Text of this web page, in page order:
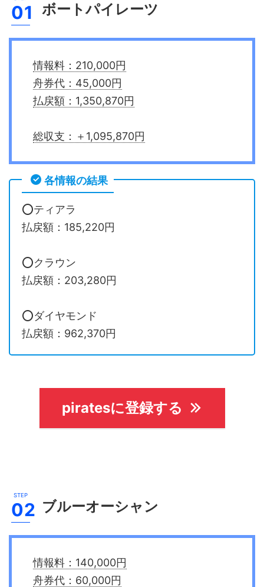
ボートパイレーツ
情報料：210,000円
舟券代：45,000円
払戻額：1,350,870円
総収支：＋1,095,870円
各情報の結果
⭕️ティアラ
払戻額：185,220円
⭕️クラウン
払戻額：203,280円
⭕️ダイヤモンド
払戻額：962,370円
piratesに登録する
ブルーオーシャン
情報料：140,000円
舟券代：60,000円